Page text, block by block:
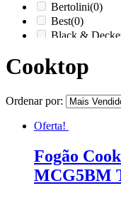
Bertolini(0)
Best(0)
Black &
Brastemp
Britânia
cadence(0)
Cairu(0)
Canaã Moveis
Canaã Móveis
Carioca Móveis
Cemaf(0)
Chamalar(6)
Cooktop
Ordenar por:
Oferta!
Fogão
MCG5BM